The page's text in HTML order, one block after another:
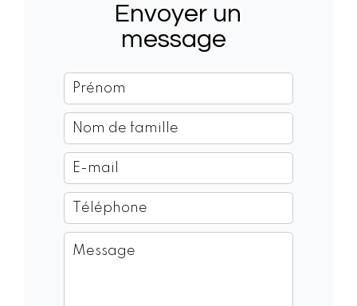
Envoyer un
message